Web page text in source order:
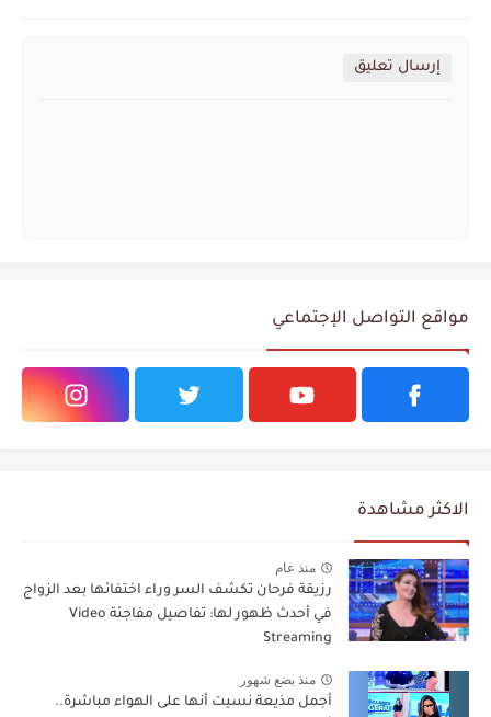
إرسال تعليق
مواقع التواصل الإجتماعي
الاكثر مشاهدة
منذ عام
رزيقة فرحان تكشف السر وراء اختفائها بعد الزواج
في أحدث ظهور لها: تفاصيل مفاجئة Video
Streaming
منذ بضع شهور
أجمل مذيعة نسيت أنها على الهواء مباشرة..